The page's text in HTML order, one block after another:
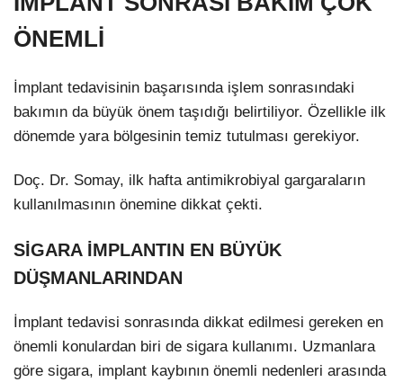
ÖNEMLİ
İmplant tedavisinin başarısında işlem sonrasındaki
bakımın da büyük önem taşıdığı belirtiliyor. Özellikle ilk
dönemde yara bölgesinin temiz tutulması gerekiyor.
Doç. Dr. Somay, ilk hafta antimikrobiyal gargaraların
kullanılmasının önemine dikkat çekti.
SİGARA İMPLANTIN EN BÜYÜK
DÜŞMANLARINDAN
İmplant tedavisi sonrasında dikkat edilmesi gereken en
önemli konulardan biri de sigara kullanımı. Uzmanlara
göre sigara, implant kaybının önemli nedenleri arasında